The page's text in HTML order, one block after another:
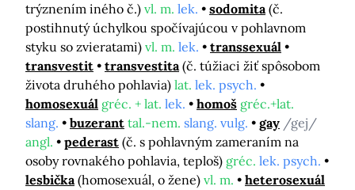
trýznením iného č.) vl. m. lek. sodomita (č.
postihnutý úchylkou spočívajúcou v pohlavnom
styku so zvieratami) vl. m. lek.
transsexuál
transvestit
transvestita (č. túžiaci žiť spôsobom
života druhého pohlavia) lat. lek. psych.
homosexuál gréc. + lat. lek. homoš gréc.+lat.
slang.
buzerant tal.-nem. slang. vulg. gay /gej/
angl.
pederast (č. s pohlavným zameraním na
osoby rovnakého pohlavia, teploš) gréc. lek. psych.
lesbička (homosexuál, o žene) vl. m.
heterosexuál